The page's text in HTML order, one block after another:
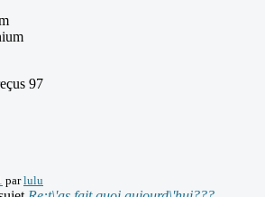
97
parlulu